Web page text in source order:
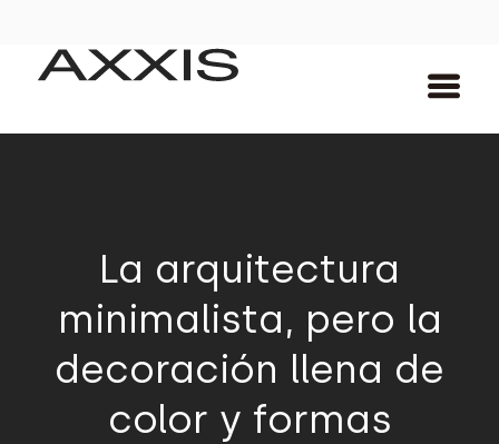
La arquitectura
minimalista, pero la
decoración llena de
color y formas